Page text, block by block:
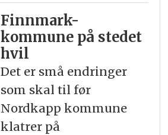
Finnmark-
kommune på stedet
hvil
Det er små endringer
som skal til før
Nordkapp kommune
klatrer på